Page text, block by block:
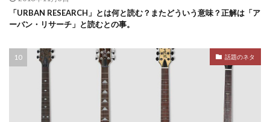
「URBAN RESEARCH」とは何と読む？またどういう意味？正解は「ア
ーバン・リサーチ」と読むとの事。
話題のネタ